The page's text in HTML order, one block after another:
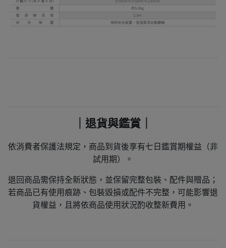
｜退貨與鑑賞｜
依消費者保護法規定，商品到貨後享有七日鑑賞期權益（非
試用期）。
退回商品需保持全新狀態，並保留完整包裝、配件與贈品；
若商品已有使用痕跡、包裝毀損或配件不完整，可能影響退
貨權益，且將依商品使用狀況酌收整新費用。